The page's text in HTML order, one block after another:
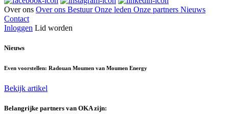
Over ons Over ons BestuurOnze leden Onze partners Nieuws
Contact
Inloggen Lid worden
Nieuws
Even voorstellen: Radouan Moumen van Moumen Energy
Bekijk artikel
Belangrijke partners van OKA zijn: